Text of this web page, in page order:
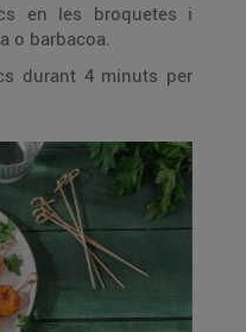
en les broquetes i
o barbacoa.
durant 4 minuts per